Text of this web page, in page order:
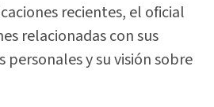
recientes, el oficial
relacionadas con sus
personales y su visión sobre